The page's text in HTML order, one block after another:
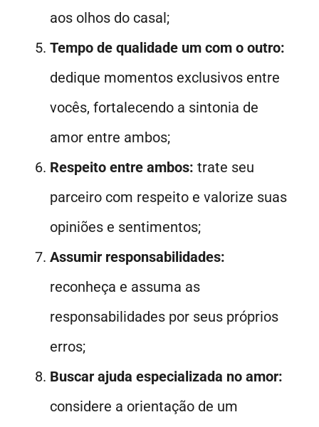
aos olhos do casal;
Tempo de qualidade um com o outro:
dedique momentos exclusivos entre
vocês, fortalecendo a sintonia de
amor entre ambos;
Respeito entre ambos: trate seu
parceiro com respeito e valorize suas
opiniões e sentimentos;
Assumir responsabilidades:
reconheça e assuma as
responsabilidades por seus próprios
erros;
Buscar ajuda especializada no amor:
considere a orientação de um